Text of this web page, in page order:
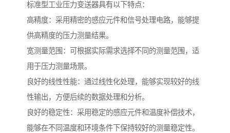
标准型工业压力变送器具有以下特点：
高精度：采用精密的感应元件和信号处理电路，能够提
供高精度的压力测量结果。
宽测量范围：可根据实际需求选择不同的测量范围，适
用于压力测量场景。
良好的线性性能：通过线性化处理，能够实现较好的线
性输出，方便后续的数据处理和分析。
良好的稳定性：采用稳定的感应元件和温度补偿技术，
能够在不同温度和环境条件下保持较好的测量稳定性。